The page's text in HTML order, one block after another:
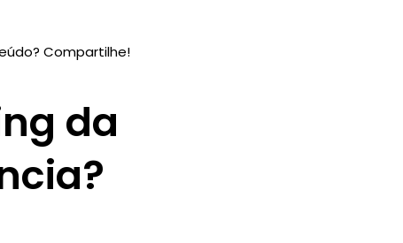
Compartilhe!
da